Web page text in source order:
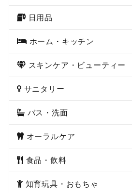
日用品
ホーム・キッチン
スキンケア・ビューティー
サニタリー
バス・洗面
オーラルケア
食品・飲料
知育玩具・おもちゃ